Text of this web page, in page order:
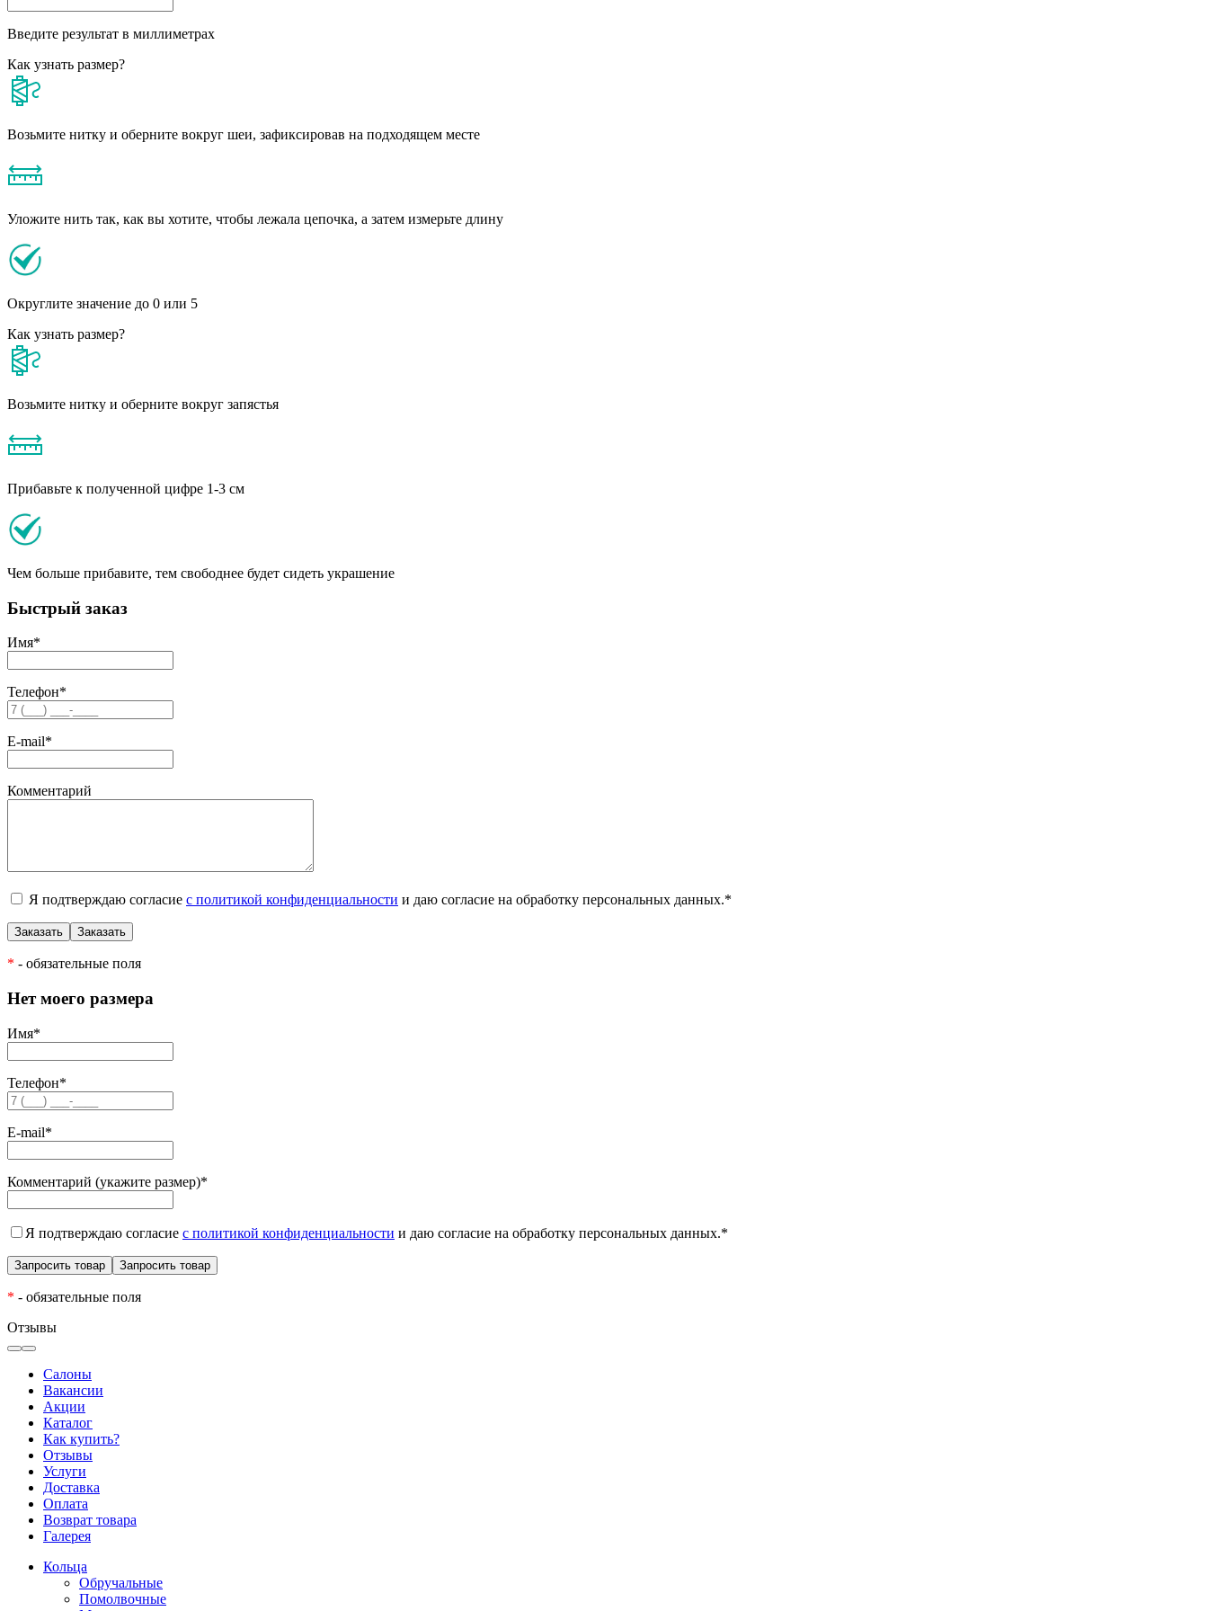
Введите результат в миллиметрах
Как узнать размер?
Возьмите нитку и оберните вокруг шеи, зафиксировав на подходящем месте
Уложите нить так, как вы хотите, чтобы лежала цепочка, а затем измерьте длину
Округлите значение до 0 или 5
Как узнать размер?
Возьмите нитку и оберните вокруг запястья
Прибавьте к полученной цифре 1-3 см
Чем больше прибавите, тем свободнее будет сидеть украшение
Быстрый заказ
Имя*
Телефон*
E-mail*
Комментарий
Я подтверждаю согласие с политикой конфиденциальности и даю согласие на обработку персональных данных.*
* - обязательные поля
Нет моего размера
Имя*
Телефон*
E-mail*
Комментарий (укажите размер)*
Я подтверждаю согласие с политикой конфиденциальности и даю согласие на обработку персональных данных.*
* - обязательные поля
Отзывы
Салоны
Вакансии
Акции
Каталог
Как купить?
Отзывы
Услуги
Доставка
Оплата
Возврат товара
Галерея
Кольца
Обручальные
Помолвочные